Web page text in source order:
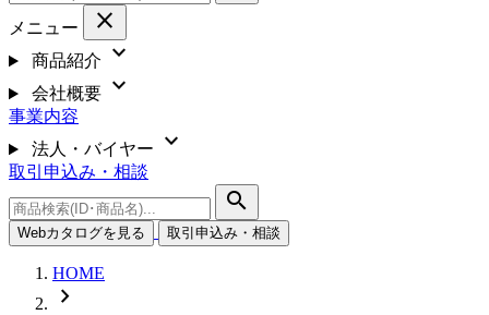
メニュー close
商品紹介 expand_more
会社概要 expand_more
事業内容
法人・バイヤー
expand_more
取引申込み・相談
search
Webカタログを見る 取引申込み・相談
HOME
chevron_right